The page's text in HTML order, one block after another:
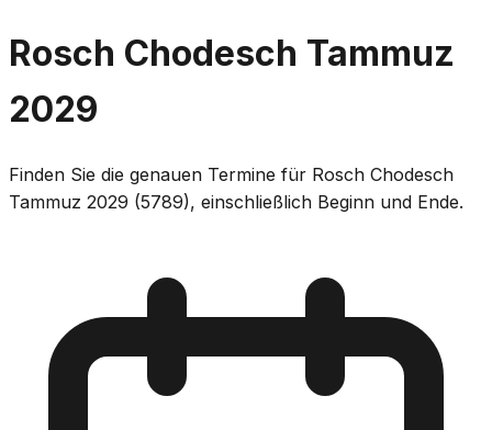
Rosch Chodesch Tammuz
2029
Finden Sie die genauen Termine für Rosch Chodesch
Tammuz 2029 (5789), einschließlich Beginn und Ende.